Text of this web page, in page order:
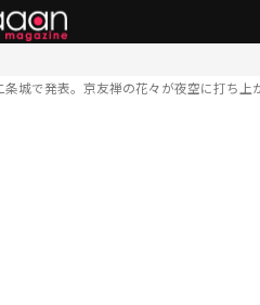
城で発表。京友禅の花々が夜空に打ち上